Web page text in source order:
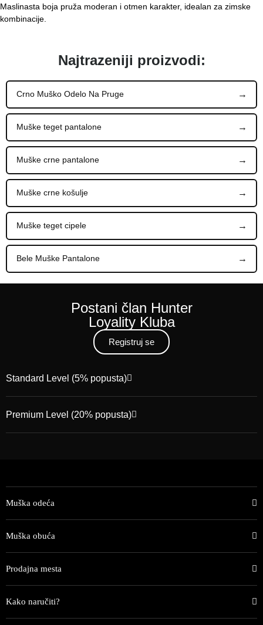
Maslinasta boja pruža moderan i otmen karakter, idealan za zimske
kombinacije.
Najtrazeniji proizvodi:
Crno Muško Odelo Na Pruge
Muške teget pantalone
Muške crne pantalone
Muške crne košulje
Muške teget cipele
Bele Muške Pantalone
Postani član Hunter
Loyality Kluba
Registruj se
Standard Level (5% popusta)
Premium Level (20% popusta)
Muška odeća
Muška obuća
Prodajna mesta
Kako naručiti?